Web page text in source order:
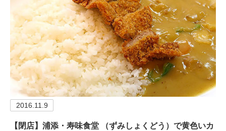
2016.11.9
【閉店】浦添・寿味食堂 （ずみしょくどう）で黄色いカ